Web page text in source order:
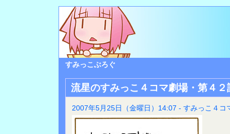
すみっこぶろぐ
流星のすみっこ４コマ劇場・第４
2007年5月25日（金曜日）14:07 - すみっこ４コ